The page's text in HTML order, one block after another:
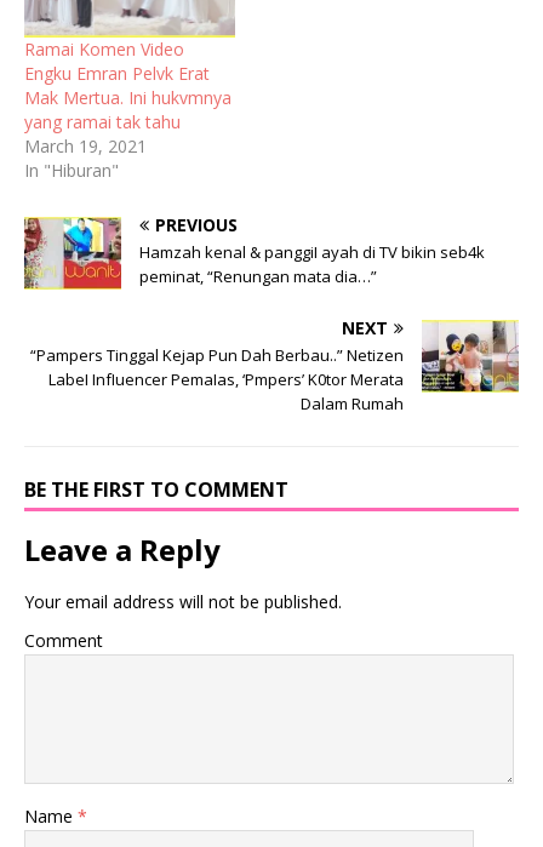
Ramai Komen Video
Engku Emran Pelvk Erat
Mak Mertua. Ini hukvmnya
yang ramai tak tahu
March 19, 2021
In "Hiburan"
PREVIOUS
Hamzah kenal & panggiI ayah di TV bikin seb4k
peminat, “Renungan mata dia…”
NEXT
“Pampers Tinggal Kejap Pun Dah Berbau..” Netizen
LabeI InfIuencer PemaIas, ‘Pmpers’ K0tor Merata
Dalam Rumah
BE THE FIRST TO COMMENT
Leave a Reply
Your email address will not be published.
Comment
Name *